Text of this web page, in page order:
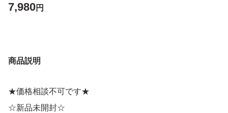
7,980円
商品説明
★価格相談不可です★
☆新品未開封☆